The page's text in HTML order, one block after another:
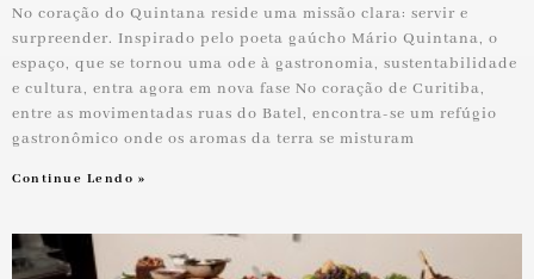
No coração do Quintana reside uma missão clara: servir e
surpreender. Inspirado pelo poeta gaúcho Mário Quintana, o
espaço, que se tornou uma ode à gastronomia, sustentabilidade
e cultura, entra agora em nova fase No coração de Curitiba,
entre as movimentadas ruas do Batel, encontra-se um refúgio
gastronômico onde os aromas da terra se misturam
Continue Lendo »